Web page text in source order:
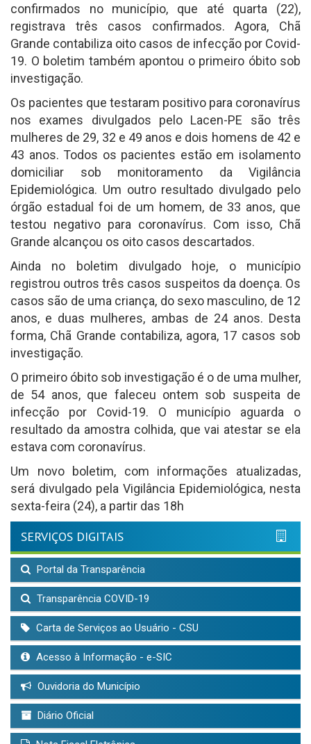
confirmados no município, que até quarta (22),
registrava três casos confirmados. Agora, Chã
Grande contabiliza oito casos de infecção por Covid-
19. O boletim também apontou o primeiro óbito sob
investigação.
Os pacientes que testaram positivo para coronavírus
nos exames divulgados pelo Lacen-PE são três
mulheres de 29, 32 e 49 anos e dois homens de 42 e
43 anos. Todos os pacientes estão em isolamento
domiciliar sob monitoramento da Vigilância
Epidemiológica. Um outro resultado divulgado pelo
órgão estadual foi de um homem, de 33 anos, que
testou negativo para coronavírus. Com isso, Chã
Grande alcançou os oito casos descartados.
Ainda no boletim divulgado hoje, o município
registrou outros três casos suspeitos da doença. Os
casos são de uma criança, do sexo masculino, de 12
anos, e duas mulheres, ambas de 24 anos. Desta
forma, Chã Grande contabiliza, agora, 17 casos sob
investigação.
O primeiro óbito sob investigação é o de uma mulher,
de 54 anos, que faleceu ontem sob suspeita de
infecção por Covid-19. O município aguarda o
resultado da amostra colhida, que vai atestar se ela
estava com coronavírus.
Um novo boletim, com informações atualizadas,
será divulgado pela Vigilância Epidemiológica, nesta
sexta-feira (24), a partir das 18h
SERVIÇOS DIGITAIS
Portal da Transparência
Transparência COVID-19
Carta de Serviços ao Usuário - CSU
Acesso à Informação - e-SIC
Ouvidoria do Município
Diário Oficial